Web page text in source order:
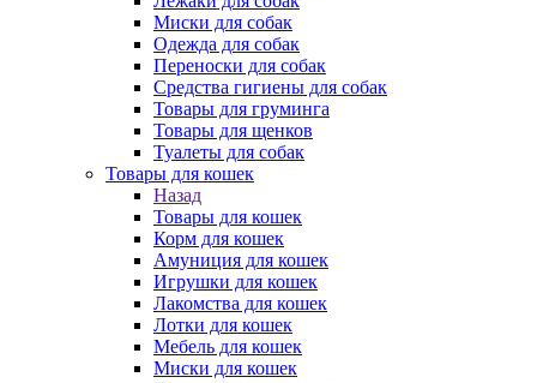
Миски для собак
Одежда для собак
Переноски для собак
Средства гигиены для собак
Товары для груминга
Товары для щенков
Туалеты для собак
Товары для кошек
Назад
Товары для кошек
Корм для кошек
Амуниция для кошек
Игрушки для кошек
Лакомства для кошек
Лотки для кошек
Мебель для кошек
Миски для кошек